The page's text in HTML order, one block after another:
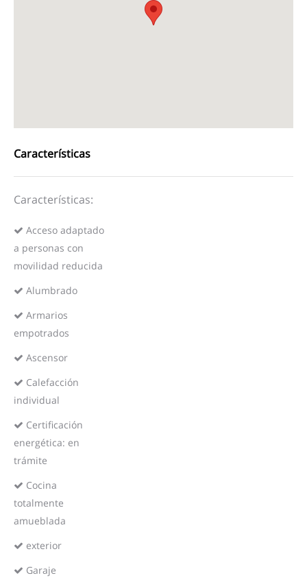
Características
Características:
Acceso adaptado
a personas con
movilidad reducida
Alumbrado
Armarios
empotrados
Ascensor
Calefacción
individual
Certificación
energética: en
trámite
Cocina
totalmente
amueblada
exterior
Garaje